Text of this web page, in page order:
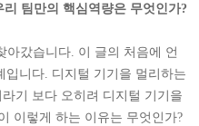
팀만의 핵심역량은 무엇인가?
아갔습니다. 이 글의 처음에 언
입니다. 디지털 기기을 멀리하는
기 보다 오히려 디지털 기기을
이렇게 하는 이유는 무엇인가?